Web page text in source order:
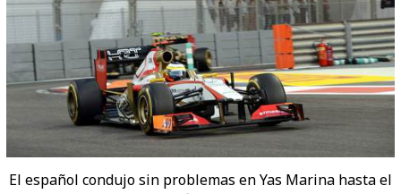
El español condujo sin problemas en Yas Marina hasta el